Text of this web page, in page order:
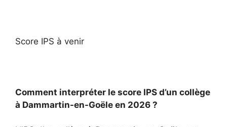
Score IPS à venir
Comment interpréter le score IPS d’un collège
à Dammartin-en-Goële en 2026 ?